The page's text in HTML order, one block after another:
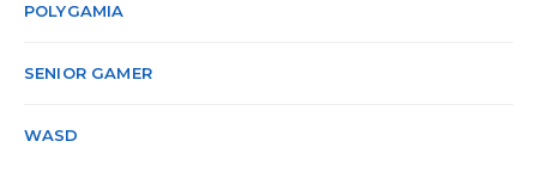
POLYGAMIA
SENIOR GAMER
WASD